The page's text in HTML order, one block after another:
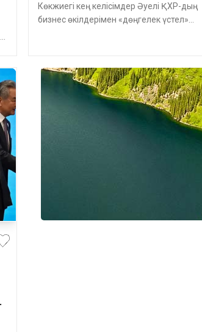
Көкжиегі кең келісімдер Әуелі ҚХР-дың
бизнес өкілдерімен «дөңгелек үстел»